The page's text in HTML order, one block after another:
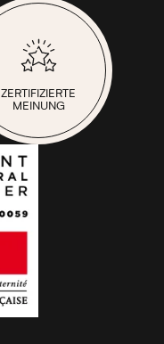
ZERTIFIZIERTE
MEINUNG